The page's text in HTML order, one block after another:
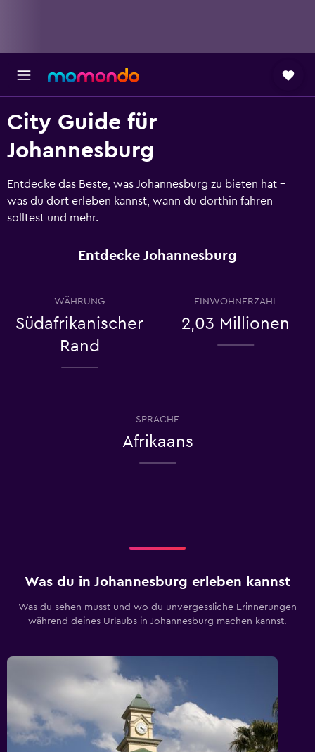
City Guide für
Johannesburg
Entdecke das Beste, was Johannesburg zu bieten hat -
was du dort erleben kannst, wann du dorthin fahren
solltest und mehr.
Entdecke Johannesburg
WÄHRUNG
Südafrikanischer
Rand
EINWOHNERZAHL
2,03 Millionen
SPRACHE
Afrikaans
Was du in Johannesburg erleben kannst
Was du sehen musst und wo du unvergessliche Erinnerungen
während deines Urlaubs in Johannesburg machen kannst.